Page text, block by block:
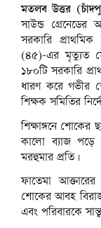
মতলব উত্তর
সাউন্ড
সরকারি প্রাথমিক
(৪৫)–এর মৃত্যুত
১৮০টি সরকারি
ধারণ করে গভীর
শিক্ষক সমিতির
শিক্ষাঙ্গনে শোকের
কালো ব্যাজ পড়ে
মরহুমার প্রতি।
ফাতেমা
শোকের আবহ
এবং পরিবারকে